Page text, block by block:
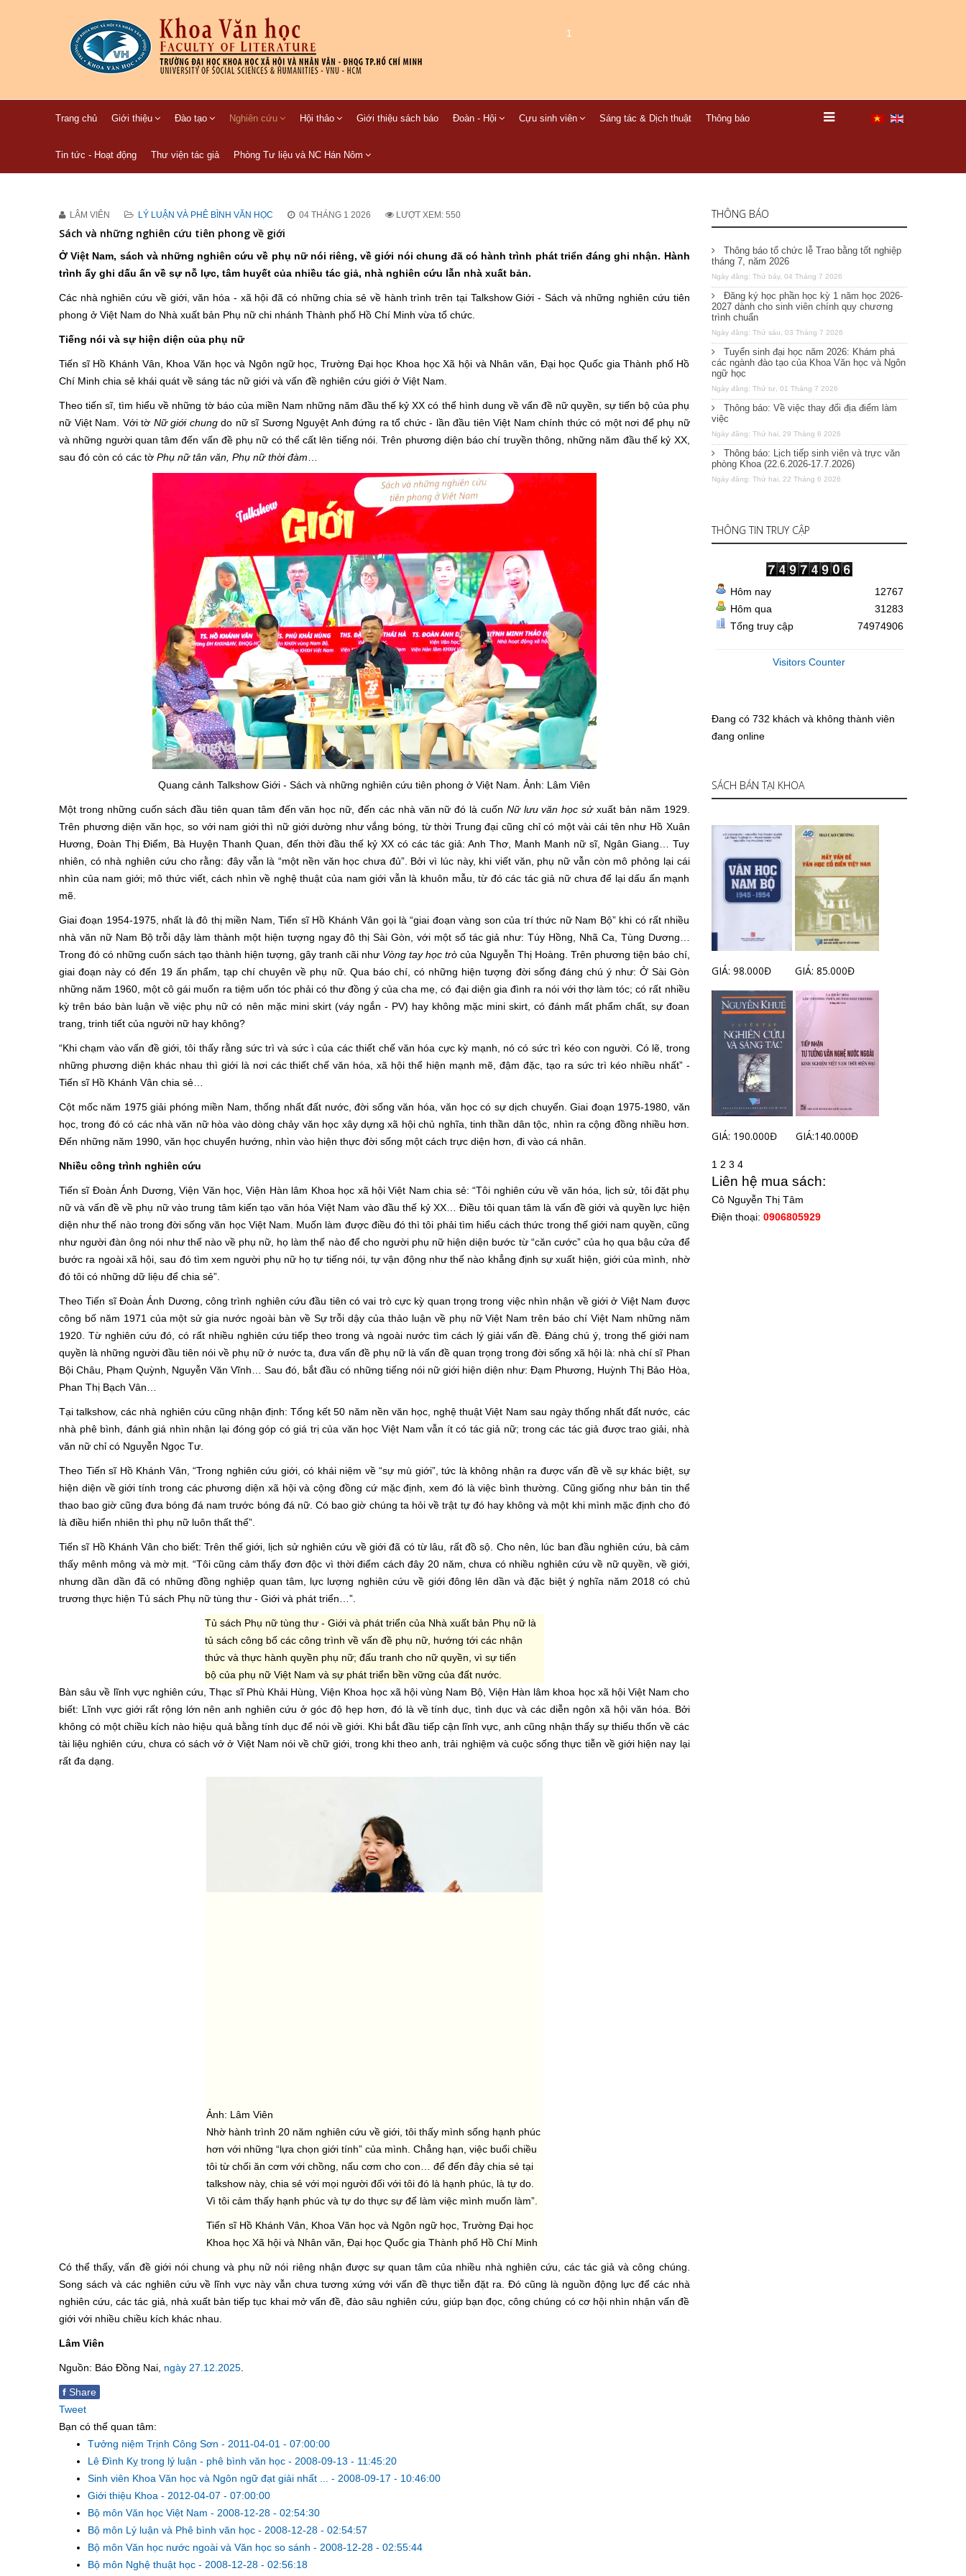
1
Trang chủ Giới thiệu Đào tạo Nghiên cứu Hội thảo Giới thiệu sách báo Đoàn - Hội Cựu sinh viên Sáng tác & Dịch thuật Thông báo
Tin tức - Hoạt động Thư viện tác giả Phòng Tư liệu và NC Hán Nôm
LÂM VIÊN LÝ LUẬN VÀ PHÊ BÌNH VĂN HỌC 04 THÁNG 1 2026 LƯỢT XEM: 550
Sách và những nghiên cứu tiên phong về giới
Ở Việt Nam, sách và những nghiên cứu về phụ nữ nói riêng, về giới nói chung đã có hành trình phát triển đáng ghi nhận. Hành
trình ấy ghi dấu ấn về sự nỗ lực, tâm huyết của nhiều tác giả, nhà nghiên cứu lẫn nhà xuất bản.
Các nhà nghiên cứu về giới, văn hóa - xã hội đã có những chia sẻ về hành trình trên tại Talkshow Giới - Sách và những nghiên cứu tiên
phong ở Việt Nam do Nhà xuất bản Phụ nữ chi nhánh Thành phố Hồ Chí Minh vừa tổ chức.
Tiếng nói và sự hiện diện của phụ nữ
Tiến sĩ Hồ Khánh Vân, Khoa Văn học và Ngôn ngữ học, Trường Đại học Khoa học Xã hội và Nhân văn, Ðại học Quốc gia Thành phố Hồ
Chí Minh chia sẻ khái quát về sáng tác nữ giới và vấn đề nghiên cứu giới ở Việt Nam.
Theo tiến sĩ, tìm hiểu về những tờ báo của miền Nam những năm đầu thế kỷ XX có thể hình dung về vấn đề nữ quyền, sự tiến bộ của phụ
nữ Việt Nam. Với tờ Nữ giới chungdo nữ sĩ Sương Nguyệt Anh đứng ra tổ chức - lần đầu tiên Việt Nam chính thức có một nơi để phụ nữ
và những người quan tâm đến vấn đề phụ nữ có thể cất lên tiếng nói. Trên phương diện báo chí truyền thông, những năm đầu thế kỷ XX,
sau đó còn có các tờ Phụ nữ tân văn, Phụ nữ thời đàm
Quang cảnh Talkshow Giới - Sách và những nghiên cứu tiên phong ở Việt Nam. Ảnh: Lâm Viên
Một trong những cuốn sách đầu tiên quan tâm đến văn học nữ, đến các nhà văn nữ đó là cuốn Nữ lưu văn học sửxuất bản năm 1929.
Trên phương diện văn học, so với nam giới thì nữ giới dường như vắng bóng, từ thời Trung đại cũng chỉ có một vài cái tên như Hồ Xuân
Hương, Ðoàn Thị Ðiểm, Bà Huyện Thanh Quan, đến thời đầu thế kỷ XX có các tác giả: Anh Thơ, Manh Manh nữ sĩ, Ngân Giang… Tuy
nhiên, có nhà nghiên cứu cho rằng: đây vẫn là “một nền văn học chưa đủ”. Bởi vì lúc này, khi viết văn, phụ nữ vẫn còn mô phỏng lại cái
nhìn của nam giới; mô thức viết, cách nhìn về nghệ thuật của nam giới vẫn là khuôn mẫu, từ đó các tác giả nữ chưa để lại dấu ấn mạnh
mẽ.
Giai đoạn 1954-1975, nhất là đô thị miền Nam, Tiến sĩ Hồ Khánh Vân gọi là “giai đoạn vàng son của trí thức nữ Nam Bộ” khi có rất nhiều
nhà văn nữ Nam Bộ trỗi dậy làm thành một hiện tượng ngay đô thị Sài Gòn, với một số tác giả như: Túy Hồng, Nhã Ca, Tùng Dương…
Trong đó có những cuốn sách tạo thành hiện tượng, gây tranh cãi như Vòng tay học trò của Nguyễn Thị Hoàng. Trên phương tiện báo chí,
giai đoạn này có đến 19 ấn phẩm, tạp chí chuyên về phụ nữ. Qua báo chí, có những hiện tượng đời sống đáng chú ý như: Ở Sài Gòn
những năm 1960, một cô gái muốn ra tiệm uốn tóc phải có thư đồng ý của cha mẹ, có đại diện gia đình ra nói với thợ làm tóc; có rất nhiều
kỳ trên báo bàn luận về việc phụ nữ có nên mặc mini skirt (váy ngắn - PV) hay không mặc mini skirt, có đánh mất phẩm chất, sự đoan
trang, trinh tiết của người nữ hay không?
“Khi chạm vào vấn đề giới, tôi thấy rằng sức trì và sức ì của các thiết chế văn hóa cực kỳ mạnh, nó có sức trì kéo con người. Có lẽ, trong
những phương diện khác nhau thì giới là nơi các thiết chế văn hóa, xã hội thể hiện mạnh mẽ, đậm đặc, tạo ra sức trì kéo nhiều nhất” -
Tiến sĩ Hồ Khánh Vân chia sẻ…
Cột mốc năm 1975 giải phóng miền Nam, thống nhất đất nước, đời sống văn hóa, văn học có sự dịch chuyển. Giai đoạn 1975-1980, văn
học, trong đó có các nhà văn nữ hòa vào dòng chảy văn học xây dựng xã hội chủ nghĩa, tinh thần dân tộc, nhìn ra cộng đồng nhiều hơn.
Ðến những năm 1990, văn học chuyển hướng, nhìn vào hiện thực đời sống một cách trực diện hơn, đi vào cá nhân.
Nhiều công trình nghiên cứu
Tiến sĩ Ðoàn Ánh Dương, Viện Văn học, Viện Hàn lâm Khoa học xã hội Việt Nam chia sẻ: “Tôi nghiên cứu về văn hóa, lịch sử, tôi đặt phụ
nữ và vấn đề về phụ nữ vào trung tâm kiến tạo văn hóa Việt Nam vào đầu thế kỷ XX… Ðiều tôi quan tâm là vấn đề giới và quyền lực hiện
diện như thế nào trong đời sống văn học Việt Nam. Muốn làm được điều đó thì tôi phải tìm hiểu cách thức trong thế giới nam quyền, cũng
như người đàn ông nói như thế nào về phụ nữ, họ làm thế nào để cho người phụ nữ hiện diện bước từ “căn cước” của họ qua bậu cửa để
bước ra ngoài xã hội, sau đó tìm xem người phụ nữ họ tự tiếng nói, tự vận động như thế nào khẳng định sự xuất hiện, giới của mình, nhờ
đó tôi có những dữ liệu để chia sẻ”.
Theo Tiến sĩ Ðoàn Ánh Dương, công trình nghiên cứu đầu tiên có vai trò cực kỳ quan trọng trong việc nhìn nhận về giới ở Việt Nam được
công bố năm 1971 của một sử gia nước ngoài bàn về Sự trỗi dậy của thảo luận về phụ nữ Việt Nam trên báo chí Việt Nam những năm
1920. Từ nghiên cứu đó, có rất nhiều nghiên cứu tiếp theo trong và ngoài nước tìm cách lý giải vấn đề. Ðáng chú ý, trong thế giới nam
quyền là những người đầu tiên nói về phụ nữ ở nước ta, đưa vấn đề phụ nữ là vấn đề quan trọng trong đời sống xã hội là: nhà chí sĩ Phan
Bội Châu, Phạm Quỳnh, Nguyễn Văn Vĩnh… Sau đó, bắt đầu có những tiếng nói nữ giới hiện diện như: Ðạm Phương, Huỳnh Thị Bảo Hòa,
Phan Thị Bạch Vân…
Tại talkshow, các nhà nghiên cứu cũng nhận định: Tổng kết 50 năm nền văn học, nghệ thuật Việt Nam sau ngày thống nhất đất nước, các
nhà phê bình, đánh giá nhìn nhận lại đóng góp có giá trị của văn học Việt Nam vẫn ít có tác giả nữ; trong các tác giả được trao giải, nhà
văn nữ chỉ có Nguyễn Ngọc Tư.
Theo Tiến sĩ Hồ Khánh Vân, “Trong nghiên cứu giới, có khái niệm về “sự mù giới”, tức là không nhận ra được vấn đề về sự khác biệt, sự
hiện diện về giới tính trong các phương diện xã hội và cộng đồng cứ mặc định, xem đó là việc bình thường. Cũng giống như bản tin thể
thao bao giờ cũng đưa bóng đá nam trước bóng đá nữ. Có bao giờ chúng ta hỏi về trật tự đó hay không và một khi mình mặc định cho đó
là điều hiển nhiên thì phụ nữ luôn thất thế”.
Tiến sĩ Hồ Khánh Vân cho biết: Trên thế giới, lịch sử nghiên cứu về giới đã có từ lâu, rất đồ sộ. Cho nên, lúc ban đầu nghiên cứu, bà cảm
thấy mênh mông và mờ mịt. “Tôi cũng cảm thấy đơn độc vì thời điểm cách đây 20 năm, chưa có nhiều nghiên cứu về nữ quyền, về giới,
nhưng dần dần đã có những đồng nghiệp quan tâm, lực lượng nghiên cứu về giới đông lên dần và đặc biệt ý nghĩa năm 2018 có chủ
trương thực hiện Tủ sách Phụ nữ tùng thư - Giới và phát triển…”.
Tủ sách Phụ nữ tùng thư - Giới và phát triển của Nhà xuất bản Phụ nữ là
tủ sách công bố các công trình về vấn đề phụ nữ, hướng tới các nhận
thức và thực hành quyền phụ nữ; đấu tranh cho nữ quyền, vì sự tiến
bộ của phụ nữ Việt Nam và sự phát triển bền vững của đất nước.
Bàn sâu về lĩnh vực nghiên cứu, Thạc sĩ Phù Khải Hùng, Viện Khoa học xã hội vùng Nam Bộ, Viện Hàn lâm khoa học xã hội Việt Nam cho
biết: Lĩnh vực giới rất rộng lớn nên anh nghiên cứu ở góc độ hẹp hơn, đó là về tính dục, tình dục và các diễn ngôn xã hội văn hóa. Bởi
không có một chiều kích nào hiệu quả bằng tính dục để nói về giới. Khi bắt đầu tiếp cận lĩnh vực, anh cũng nhận thấy sự thiếu thốn về các
tài liệu nghiên cứu, chưa có sách vở ở Việt Nam nói về chữ giới, trong khi theo anh, trải nghiệm và cuộc sống thực tiễn về giới hiện nay lại
rất đa dạng.
Ảnh: Lâm Viên
Nhờ hành trình 20 năm nghiên cứu về giới, tôi thấy mình sống hạnh phúc
hơn với những “lựa chọn giới tính” của mình. Chẳng hạn, việc buổi chiều
tôi từ chối ăn cơm với chồng, nấu cơm cho con… để đến đây chia sẻ tại
talkshow này, chia sẻ với mọi người đối với tôi đó là hạnh phúc, là tự do.
Vì tôi cảm thấy hạnh phúc và tự do thực sự để làm việc mình muốn làm”.
Tiến sĩ Hồ Khánh Vân, Khoa Văn học và Ngôn ngữ học, Trường Đại học
Khoa học Xã hội và Nhân văn, Đại học Quốc gia Thành phố Hồ Chí Minh
Có thể thấy, vấn đề giới nói chung và phụ nữ nói riêng nhận được sự quan tâm của nhiều nhà nghiên cứu, các tác giả và công chúng.
Song sách và các nghiên cứu về lĩnh vực này vẫn chưa tương xứng với vấn đề thực tiễn đặt ra. Ðó cũng là nguồn động lực để các nhà
nghiên cứu, các tác giả, nhà xuất bản tiếp tục khai mở vấn đề, đào sâu nghiên cứu, giúp bạn đọc, công chúng có cơ hội nhìn nhận vấn đề
giới với nhiều chiều kích khác nhau.
Lâm Viên
Nguồn: Báo Đồng Nai, ngày 27.12.2025.
f Share
Tweet
Bạn có thể quan tâm:
Tưởng niệm Trịnh Công Sơn - 2011-04-01 - 07:00:00
Lê Đình Kỵ trong lý luận - phê bình văn học - 2008-09-13 - 11:45:20
Sinh viên Khoa Văn học và Ngôn ngữ đạt giải nhất ... - 2008-09-17 - 10:46:00
Giới thiệu Khoa - 2012-04-07 - 07:00:00
Bộ môn Văn học Việt Nam - 2008-12-28 - 02:54:30
Bộ môn Lý luận và Phê bình văn học - 2008-12-28 - 02:54:57
Bộ môn Văn học nước ngoài và Văn học so sánh - 2008-12-28 - 02:55:44
Bộ môn Nghệ thuật học - 2008-12-28 - 02:56:18
THÔNG BÁO
Thông báo tổ chức lễ Trao bằng tốt nghiệp
tháng 7, năm 2026
Ngày đăng: Thứ bảy, 04 Tháng 7 2026
Đăng ký học phần học kỳ 1 năm học 2026-
2027 dành cho sinh viên chính quy chương
trình chuẩn
Ngày đăng: Thứ sáu, 03 Tháng 7 2026
Tuyển sinh đại học năm 2026: Khám phá
các ngành đào tạo của Khoa Văn học và Ngôn
ngữ học
Ngày đăng: Thứ tư, 01 Tháng 7 2026
Thông báo: Về việc thay đổi địa điểm làm
việc
Ngày đăng: Thứ hai, 29 Tháng 6 2026
Thông báo: Lịch tiếp sinh viên và trực văn
phòng Khoa (22.6.2026-17.7.2026)
Ngày đăng: Thứ hai, 22 Tháng 6 2026
THÔNG TIN TRUY CẬP
Hôm nay
Hôm qua
Tổng truy cập
12767
31283
74974906
Visitors Counter
Đang có 732 khách và không thành viên
đang online
SÁCH BÁN TẠI KHOA
GIÁ: 98.000Đ GIÁ: 85.000Đ
GIÁ: 190.000Đ GIÁ:140.000Đ
1 2 3 4
Liên hệ mua sách:
Cô Nguyễn Thị Tâm
Điện thoại: 0906805929